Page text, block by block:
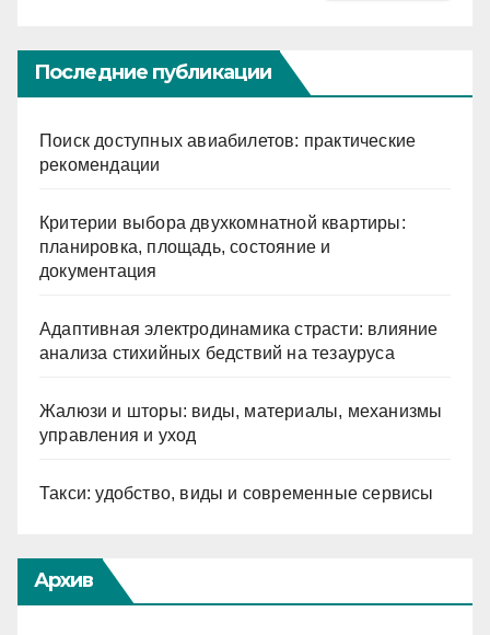
Последние публикации
Поиск доступных авиабилетов: практические
рекомендации
Критерии выбора двухкомнатной квартиры:
планировка, площадь, состояние и
документация
Адаптивная электродинамика страсти: влияние
анализа стихийных бедствий на тезауруса
Жалюзи и шторы: виды, материалы, механизмы
управления и уход
Такси: удобство, виды и современные сервисы
Архив